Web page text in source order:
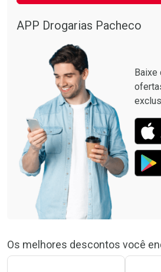
APP Drogarias Pacheco
Baixe
Os melhores descontos você